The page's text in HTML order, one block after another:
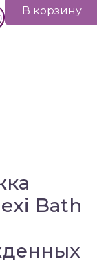
В корзину
Bath